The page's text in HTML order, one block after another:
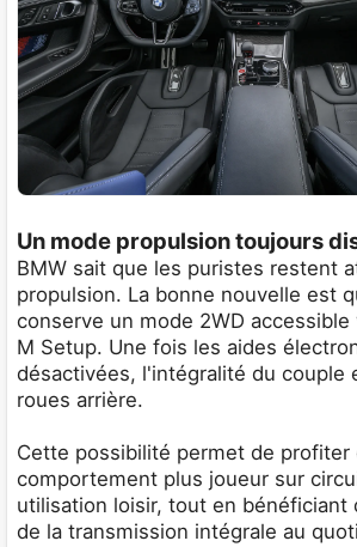
Un mode propulsion toujours
BMW sait que les puristes restent
propulsion. La bonne nouvelle est
conserve un mode 2WD accessible
M Setup. Une fois les aides
désactivées, l'intégralité du couple
roues arrière.
Cette possibilité permet de profiter
comportement plus joueur sur
utilisation loisir, tout en bénéficiant
de la transmission intégrale au